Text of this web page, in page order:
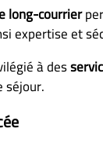
long-courrier
expertise et
à des
séjour.